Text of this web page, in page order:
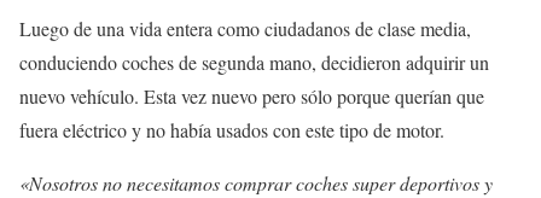
Luego de una vida entera como ciudadanos de clase media,
conduciendo coches de segunda mano, decidieron adquirir un
nuevo vehículo. Esta vez nuevo pero sólo porque querían que
fuera eléctrico y no había usados con este tipo de motor.
«Nosotros no necesitamos comprar coches super deportivos y